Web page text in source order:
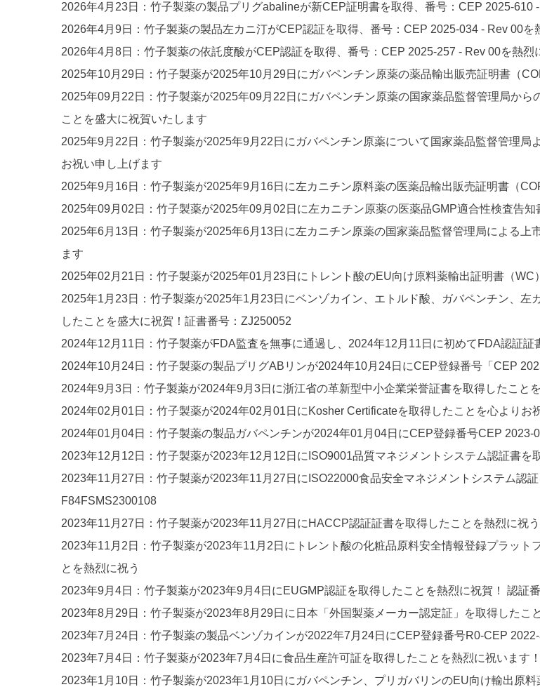
2026年4月23日：竹子製薬の製品プリグabalineが新CEP証明書を取得、番号：CEP 2025-610
2026年4月9日：竹子製薬の製品左カニ汀がCEP認証を取得、番号：CEP 2025-034 - Rev 00を
2026年4月8日：竹子製薬の依託度酸がCEP認証を取得、番号：CEP 2025-257 - Rev 00を熱烈
2025年10月29日：竹子製薬が2025年10月29日にガバペンチン原薬の薬品輸出販売証明書（
2025年09月22日：竹子製薬が2025年09月22日にガバペンチン原薬の国家薬品監督管理局か
ことを盛大に祝賀いたします
2025年9月22日：竹子製薬が2025年9月22日にガバペンチン原薬について国家薬品監督管理
お祝い申し上げます
2025年9月16日：竹子製薬が2025年9月16日に左カニチン原料薬の医薬品輸出販売証明書（
2025年09月02日：竹子製薬が2025年09月02日に左カニチン原薬の医薬品GMP適合性検査告
2025年6月13日：竹子製薬が2025年6月13日に左カニチン原薬の国家薬品監督管理局による
ます
2025年02月21日：竹子製薬が2025年01月23日にトレント酸のEU向け原料薬輸出証明書（
2025年1月23日：竹子製薬が2025年1月23日にベンゾカイン、エトルド酸、ガバペンチン、
したことを盛大に祝賀！証書番号：ZJ250052
2024年12月11日：竹子製薬がFDA監査を無事に通過し、2024年12月11日に初めてFDA認証証
2024年10月24日：竹子製薬の製品プリグABリンが2024年10月24日にCEP登録番号「CEP
2024年9月3日：竹子製薬が2024年9月3日に浙江省の革新型中小企業栄誉証書を取得したこと
2024年02月01日：竹子製薬が2024年02月01日にKosher Certificateを取得したことを心よりお
2024年01月04日：竹子製薬の製品ガバペンチンが2024年01月04日にCEP登録番号CEP
2023年12月12日：竹子製薬が2023年12月12日にISO9001品質マネジメントシステム認証書
2023年11月27日：竹子製薬が2023年11月27日にISO22000食品安全マネジメントシステム認
F84FSMS2300108
2023年11月27日：竹子製薬が2023年11月27日にHACCP認証証書を取得したことを熱烈に祝
2023年11月2日：竹子製薬が2023年11月2日にトレント酸の化粧品原料安全情報登録プラッ
とを熱烈に祝う
2023年9月4日：竹子製薬が2023年9月4日にEUGMP認証を取得したことを熱烈に祝賀！ 認証
2023年8月29日：竹子製薬が2023年8月29日に日本「外国製薬メーカー認定証」を取得したこ
2023年7月24日：竹子製薬の製品ベンゾカインが2022年7月24日にCEP登録番号R0-CEP
2023年7月4日：竹子製薬が2023年7月4日に食品生産許可証を取得したことを熱烈に祝います
2023年1月10日：竹子製薬が2023年1月10日にガバペンチン、プリガバリンのEU向け輸出原